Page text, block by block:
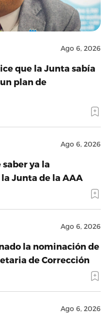
Ago 6, 2026
que la Junta sabía
plan de
Ago 6, 2026
ya la
Junta de la AAA
Ago 6, 2026
la nominación de
de Corrección
Ago 6, 2026